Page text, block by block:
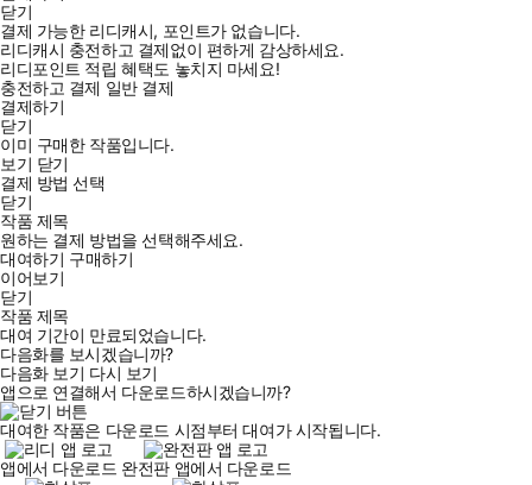
닫기
결제 가능한 리디캐시, 포인트가 없습니다.
리디캐시 충전하고 결제없이 편하게 감상하세요.
리디포인트 적립 혜택도 놓치지 마세요!
충전하고 결제 일반 결제
결제하기
닫기
이미 구매한 작품입니다.
보기 닫기
결제 방법 선택
닫기
작품 제목
원하는 결제 방법을 선택해주세요.
대여하기 구매하기
이어보기
닫기
작품 제목
대여 기간이 만료되었습니다.
다음화를 보시겠습니까?
다음화 보기 다시 보기
앱으로 연결해서 다운로드하시겠습니까?
대여한 작품은 다운로드 시점부터 대여가 시작됩니다.
앱에서 다운로드 완전판 앱에서 다운로드